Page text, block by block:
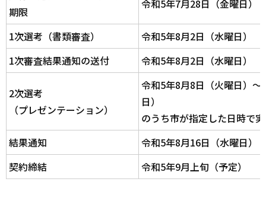
期限
令和5年7月28日（金曜日）
1次選考（書類審査）
令和5年8月2日（水曜日）
1次審査結果通知の送付
令和5年8月2日（水曜日）
2次選考
（プレゼンテーション）
令和5年8月8日（火曜日）
日）
のうち市が指定した日時で
結果通知
令和5年8月16日（水曜日）
契約締結
令和5年9月上旬（予定）